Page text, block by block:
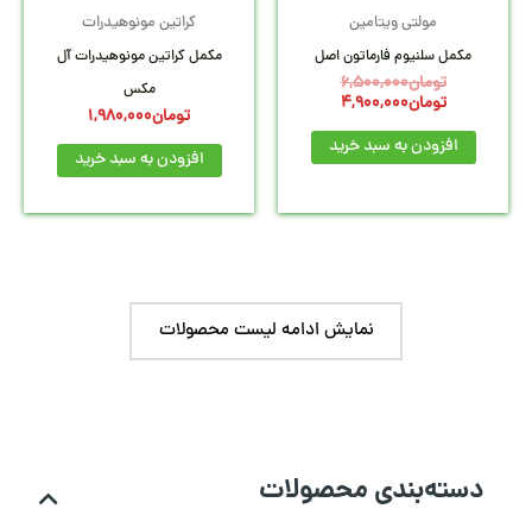
دسته‌بندی محصولات
مولتی ویتامین
مکمل سلنیوم فارماتون اصل
تومان6,500,000
تومان4,900,000
افزودن به سبد خرید
کراتین مونوهیدرات
مکمل کراتین مونوهیدرات آل
مکس
تومان1,980,000
افزودن به سبد خرید
نمایش ادامه لیست محصولات